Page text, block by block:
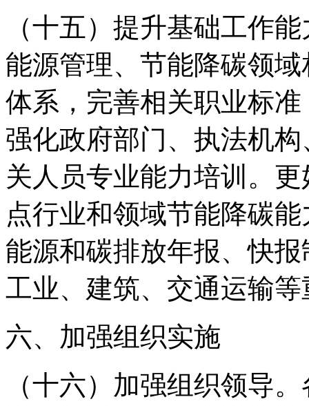
（十五）提升基础工作
能源管理、节能降碳领
体系，完善相关职业标
强化政府部门、执法机
关人员专业能力培训。
点行业和领域节能降碳
能源和碳排放年报、快
工业、建筑、交通运输
六、加强组织实施
（十六）加强组织领导